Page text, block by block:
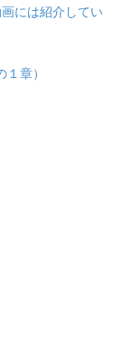
には紹介してい
章）